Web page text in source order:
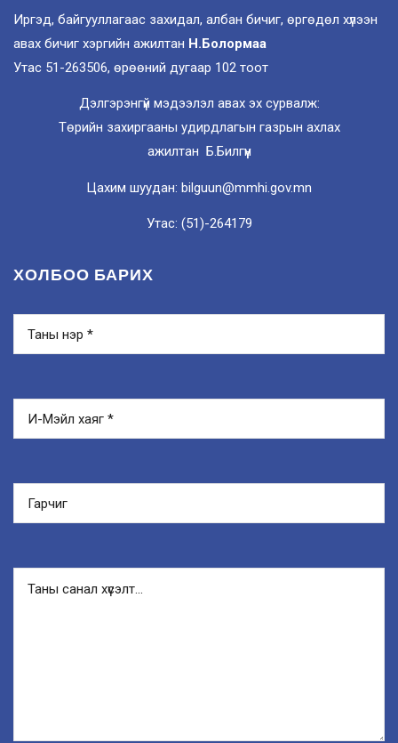
Иргэд, байгууллагаас захидал, албан бичиг, өргөдөл хүлээн
авах бичиг хэргийн ажилтан Н.Болормаа
Утас 51-263506, өрөөний дугаар 102 тоот
Дэлгэрэнгүй мэдээлэл авах эх сурвалж:
Төрийн захиргааны удирдлагын газрын ахлах
ажилтан Б.Билгүүн
Цахим шуудан: bilguun@mmhi.gov.mn
Утас: (51)-264179
ХОЛБОО БАРИХ